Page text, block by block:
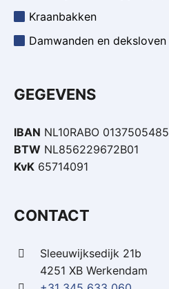
Kraanbakken
Damwanden en deksloven
GEGEVENS
IBAN NL10RABO 0137505485
BTW NL856229672B01
KvK 65714091
CONTACT
Sleeuwijksedijk 21b
4251 XB Werkendam